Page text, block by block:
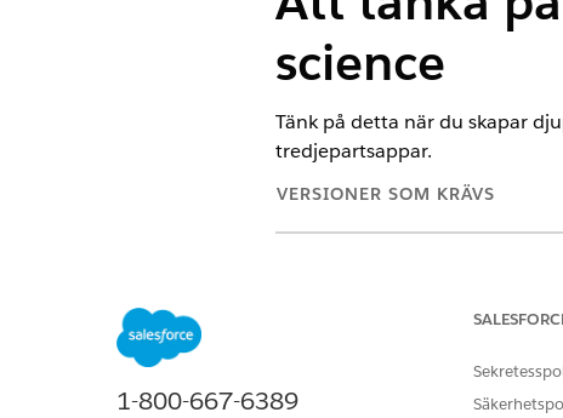
science
Tänk på detta när du skapar
tredjepartsappar.
VERSIONER SOM KRÄVS
paketet Life Sciences
Rekommenderade metoder för
1-800-667-6389